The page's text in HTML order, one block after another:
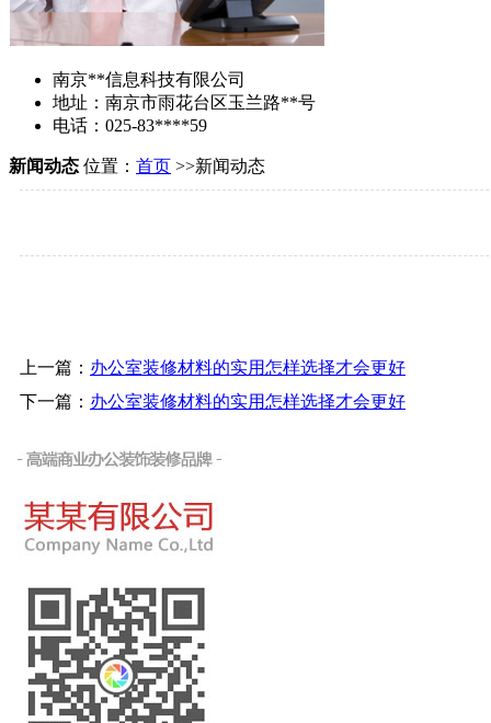
南京**信息科技有限公司
地址：南京市雨花台区玉兰路**号
电话：025-83****59
新闻动态 位置： 首页 >>新闻动态
上一篇： 办公室装修材料的实用怎样选择才会更好
下一篇： 办公室装修材料的实用怎样选择才会更好